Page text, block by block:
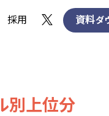
採用 資料ダ
別上位分